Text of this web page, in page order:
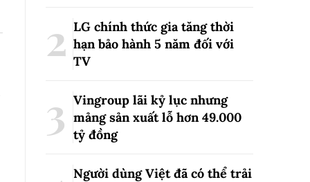
LG chính thức gia tăng thời
hạn bảo hành 5 năm đối với
TV
Vingroup lãi kỷ lục nhưng
mảng sản xuất lỗ hơn 49.000
tỷ đồng
Người dùng Việt đã có thể trải